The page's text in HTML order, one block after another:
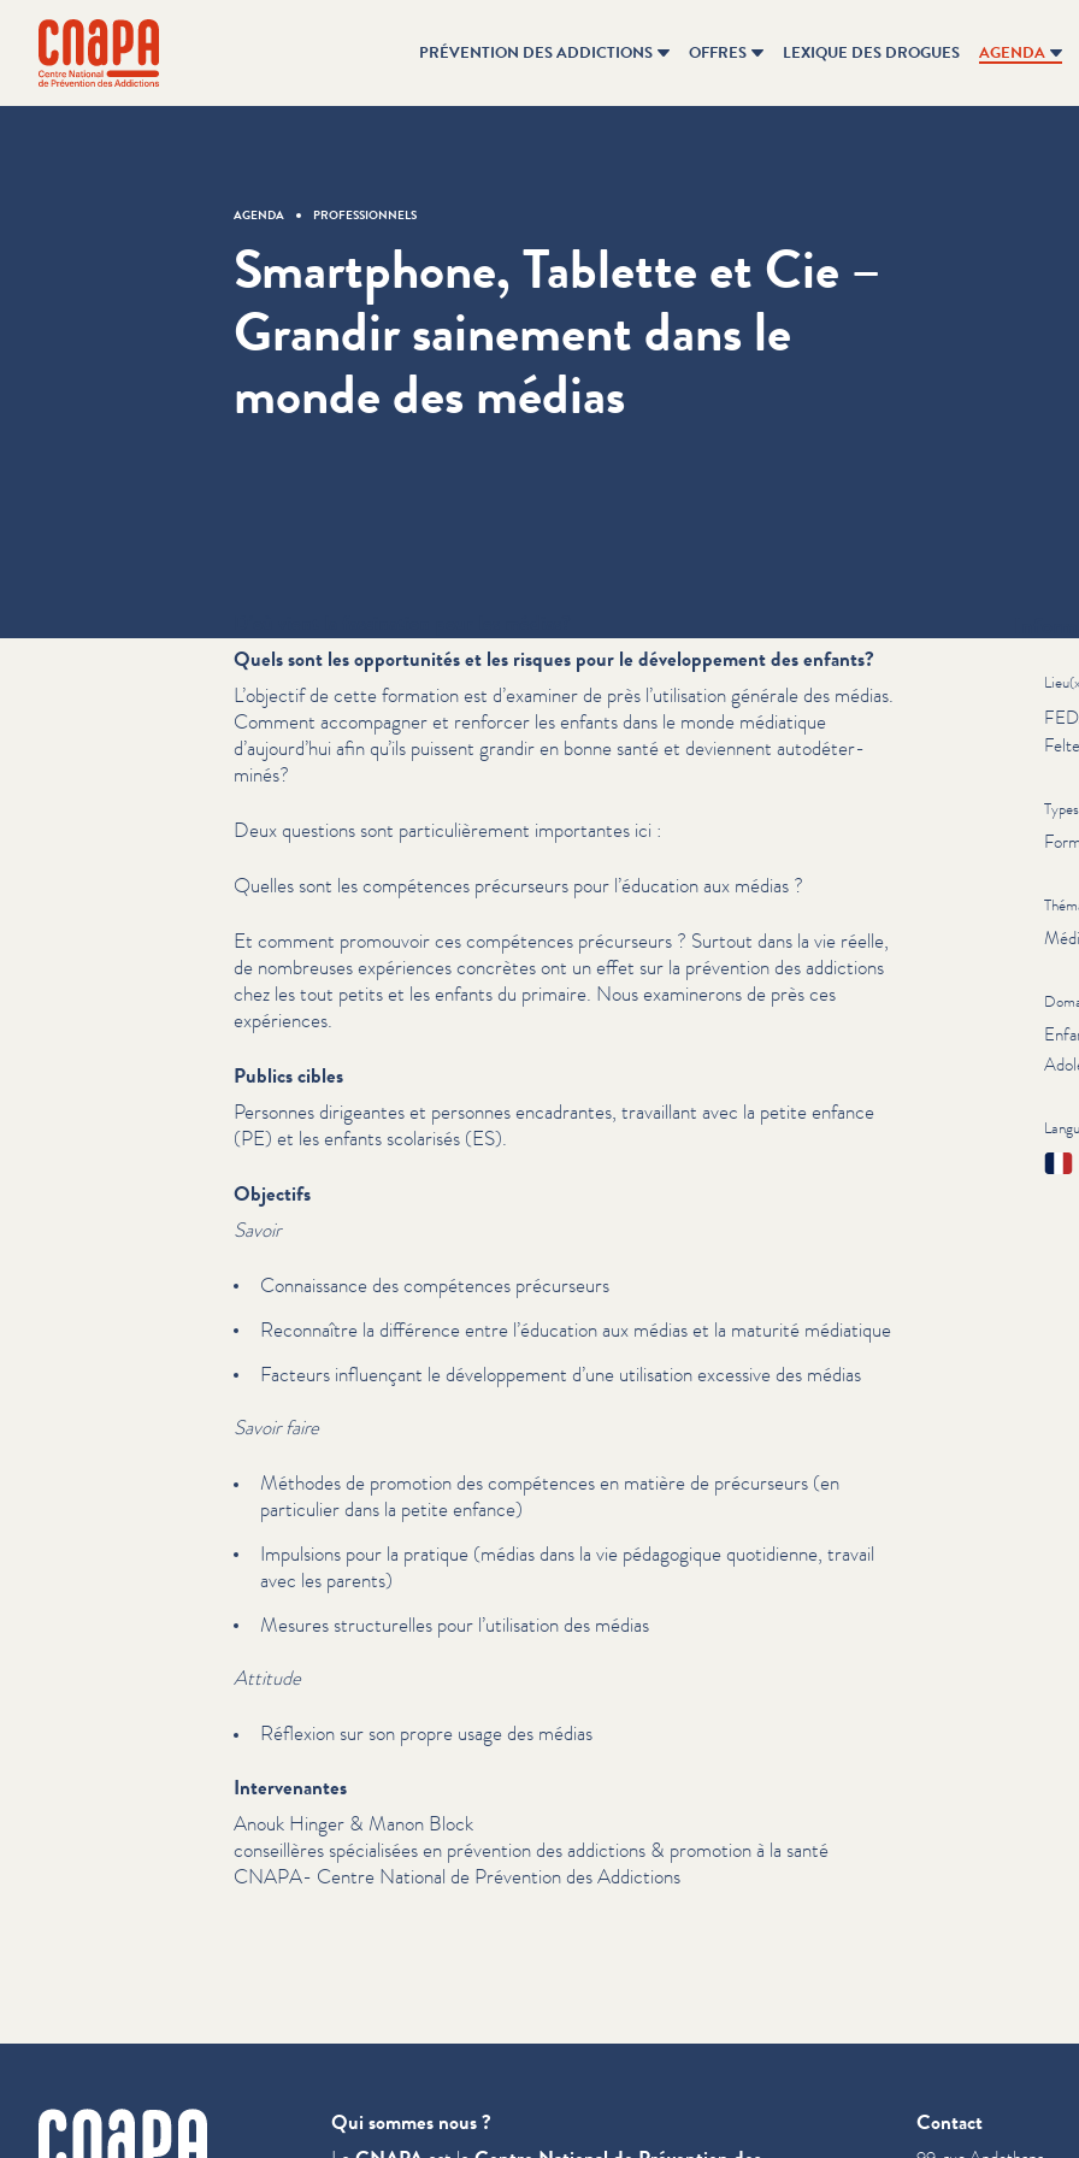
Passer directement au contenu
cnapa
PRÉVENTION DES ADDICTIONS OFFRES LEXIQUE DES DROGUES AGENDA
AGENDA PROFESSIONNELS
Smartphone, Tablette et Cie –
Grandir sainement dans le
monde des médias
Types
Quels sont les opportunités et les risques pour le développement des enfants?
L’objectif de cette formation est d’examiner de près l’utilisation générale des médias.
Comment accompagner et renforcer les enfants dans le monde médiatique
d’aujourd’hui afin qu’ils puissent grandir en bonne santé et deviennent autodéter­
minés?
Deux questions sont par­ti­c­ulière­ment importantes ici :
Quelles sont les compétences précurseurs pour l’éducation aux médias ?
Et comment promouvoir ces compétences précurseurs ? Surtout dans la vie réelle,
de nombreuses expériences concrètes ont un effet sur la prévention des addictions
chez les tout petits et les enfants du primaire. Nous examinerons de près ces
expériences.
Publics cibles
Personnes dirigeantes et personnes encadrantes, travaillant avec la petite enfance
(PE) et les enfants scolarisés (ES).
Objectifs
Savoir
Con­nais­sance des compétences précurseurs
Reconnaître la différence entre l’éducation aux médias et la maturité médiatique
Facteurs influençant le développe­ment d’une utilisation excessive des médias
Savoir faire
Méthodes de promotion des compétences en matière de précurseurs (en
particulier dans la petite enfance)
Impulsions pour la pratique (médias dans la vie pédagogique quotidienne, travail
avec les parents)
Mesures struc­turelles pour l’utilisation des médias
Attitude
Réflexion sur son propre usage des médias
Intervenantes
Anouk Hinger & Manon Block
con­seil­lères spé­cial­isées en prévention des addictions & promotion à la santé
CNAPA- Centre National de Prévention des Addictions
cnapa
Qui sommes nous ?
Contact
Panneau de gestion des cookies